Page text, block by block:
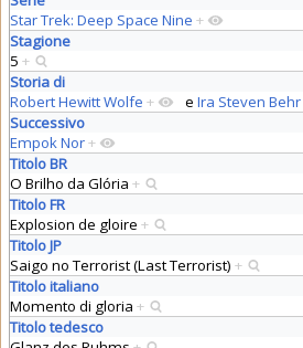
Star Trek: Deep Space Nine +
Stagione
5 +
Storia di
Robert Hewitt Wolfe + e Ira Steven Behr
Successivo
Empok Nor+
Titolo BR
O Brilho da Glória +
Titolo FR
Explosion de gloire +
Titolo JP
Saigo no Terrorist (Last Terrorist) +
Titolo italiano
Momento di gloria +
Titolo tedesco